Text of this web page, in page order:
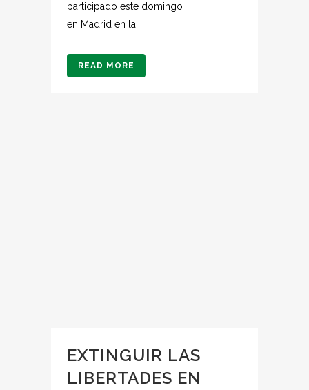
participado este domingo
en Madrid en la...
READ MORE
EXTINGUIR LAS
LIBERTADES EN